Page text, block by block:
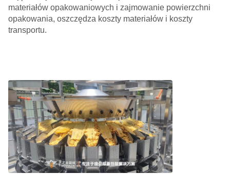
materiałów opakowaniowych i zajmowanie powierzchni
opakowania, oszczędza koszty materiałów i koszty
transportu.